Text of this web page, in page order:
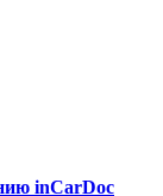
inCarDoc